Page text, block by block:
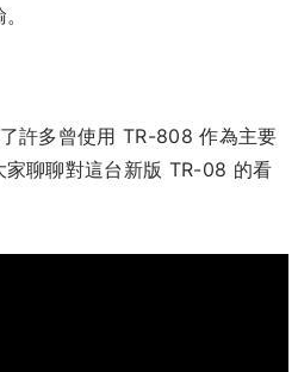
許多曾使用 TR-808 作為主要
家聊聊對這台新版 TR-08 的看